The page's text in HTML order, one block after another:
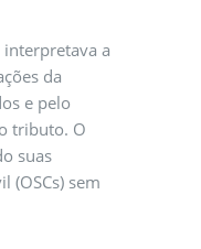
a
da
e pelo
tributo. O
suas
(OSCs) sem